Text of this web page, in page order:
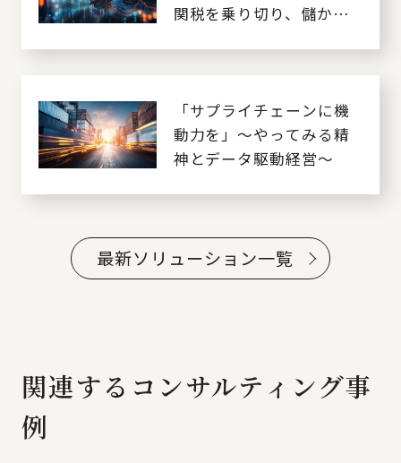
関税を乗り切り、儲かる
「サプライチェーンに機
動力を」～やってみる精
神とデータ駆動経営～
最新ソリューション一覧
関連するコンサルティング事
例